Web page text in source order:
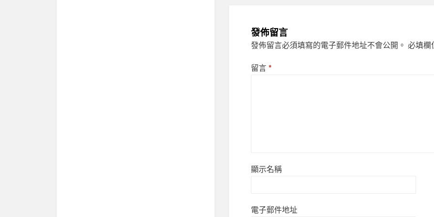
發佈留言
發佈留言必須填寫的電子郵件地址不會公開。 必填欄
留言 *
顯示名稱
電子郵件地址